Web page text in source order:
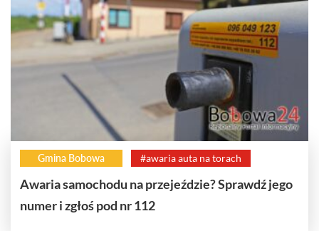
Gmina Bobowa #awaria auta na torach
Awaria samochodu na przejeździe? Sprawdź jego
numer i zgłoś pod nr 112